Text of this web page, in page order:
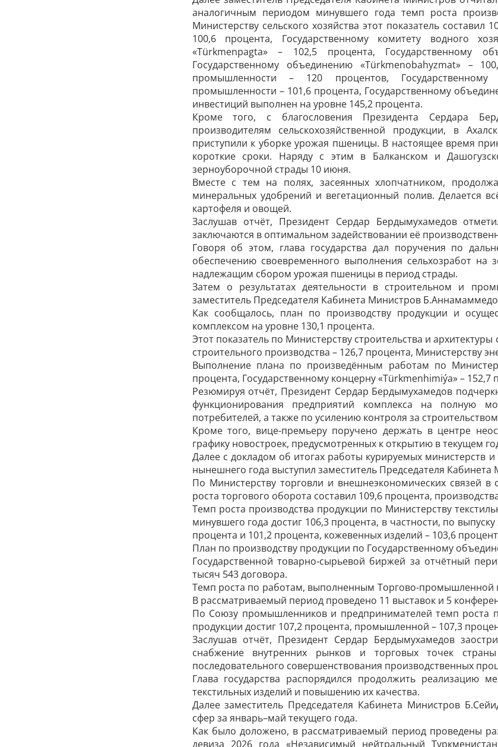
аналогичным периодом минувшего года темп роста
Министерству сельского хозяйства этот показатель
100,6 процента, Государственному комитету водного
«Türkmenpagta» – 102,5 процента, Государственному
Государственному объединению «Türkmenobahyzmat» –
промышленности – 120 процентов,
промышленности – 101,6 процента, Государственному
инвестиций выполнен на уровне 145,2 процента.
Кроме того, с благословения Президента Сердара
производителям сельскохозяйственной продукции, в
приступили к уборке урожая пшеницы. В настоящее время
короткие сроки. Наряду с этим в Балканском и
зерноуборочной страды 10 июня.
Вместе с тем на полях, засеянных хлопчатником,
минеральных удобрений и вегетационный полив. Делается
картофеля и овощей.
Заслушав отчёт, Президент Сердар Бердымухамедов
заключаются в оптимальном задействовании её
Говоря об этом, глава государства дал поручения по
обеспечению своевременного выполнения сельхозработ на
надлежащим сбором урожая пшеницы в период страды.
Затем о результатах деятельности в строительном и
заместитель Председателя Кабинета Министров
Как сообщалось, план по производству продукции и
комплексом на уровне 130,1 процента.
Этот показатель по Министерству строительства и
строительного производства – 126,7 процента, Министерству
Выполнение плана по произведённым работам по
процента, Государственному концерну «Türkmenhimiýa» –
Резюмируя отчёт, Президент Сердар Бердымухамедов
функционирования предприятий комплекса на полную
потребителей, а также по усилению контроля за
Кроме того, вице-премьеру поручено держать в центре
графику новостроек, предусмотренных к открытию в текущем
Далее с докладом об итогах работы курируемых министерств
нынешнего года выступил заместитель Председателя Кабинета
По Министерству торговли и внешнеэкономических связей
роста торгового оборота составил 109,6 процента,
Темп роста производства продукции по Министерству
минувшего года достиг 106,3 процента, в частности, по
процента и 101,2 процента, кожевенных изделий – 103,6
План по производству продукции по Государственному
Государственной товарно-сырьевой биржей за отчётный
тысяч 543 договора.
Темп роста по работам, выполненным Торгово-промышленной
В рассматриваемый период проведено 11 выставок и 5
По Союзу промышленников и предпринимателей темп роста
продукции достиг 107,2 процента, промышленной – 107,3
Заслушав отчёт, Президент Сердар Бердымухамедов
снабжение внутренних рынков и торговых точек
последовательного совершенствования производственных
Глава государства распорядился продолжить
текстильных изделий и повышению их качества.
Далее заместитель Председателя Кабинета Министров
сфер за январь–май текущего года.
Как было доложено, в рассматриваемый период проведены
девиза 2026 года «Независимый нейтральный